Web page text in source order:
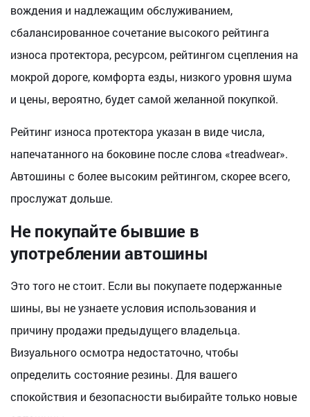
вождения и надлежащим обслуживанием,
сбалансированное сочетание высокого рейтинга
износа протектора, ресурсом, рейтингом сцепления на
мокрой дороге, комфорта езды, низкого уровня шума
и цены, вероятно, будет самой желанной покупкой.
Рейтинг износа протектора указан в виде числа,
напечатанного на боковине после слова «treadwear».
Автошины с более высоким рейтингом, скорее всего,
прослужат дольше.
Не покупайте бывшие в
употреблении автошины
Это того не стоит. Если вы покупаете подержанные
шины, вы не узнаете условия использования и
причину продажи предыдущего владельца.
Визуального осмотра недостаточно, чтобы
определить состояние резины. Для вашего
спокойствия и безопасности выбирайте только новые